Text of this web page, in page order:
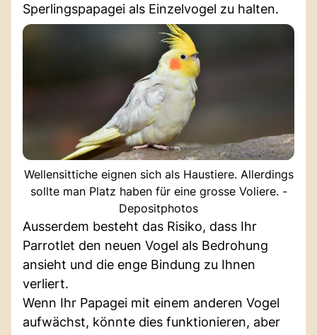
Sperlingspapagei als Einzelvogel zu halten.
Wellensittiche eignen sich als Haustiere. Allerdings
sollte man Platz haben für eine grosse Voliere. -
Depositphotos
Ausserdem besteht das Risiko, dass Ihr
Parrotlet den neuen Vogel als Bedrohung
ansieht und die enge Bindung zu Ihnen
verliert.
Wenn Ihr Papagei mit einem anderen Vogel
aufwächst, könnte dies funktionieren, aber